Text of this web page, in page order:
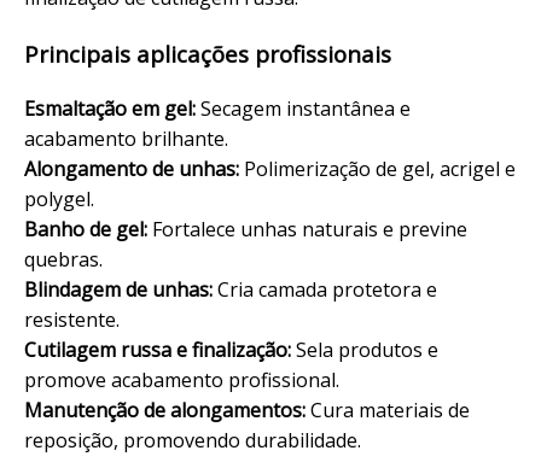
Principais aplicações profissionais
Esmaltaçãoem gel:Secagem instantânea e
acabamento brilhante.
Alongamento de unhas: Polimerização de gel, acrigel e
polygel.
Banho de gel: Fortalece unhas naturais e previne
quebras.
Blindagem de unhas:Cria camada protetora e
resistente.
Cutilagem russa e finalização:Sela produtos e
promove acabamento profissional.
Manutenção de alongamentos:Cura materiais de
reposição, promovendo durabilidade.